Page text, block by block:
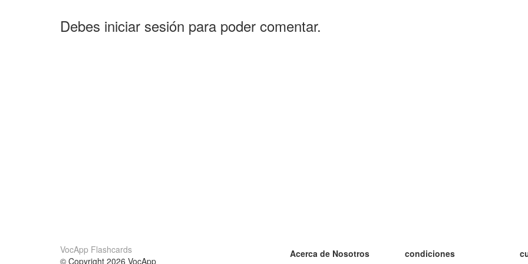
Debes iniciar sesión para poder comentar.
VocApp Flashcards
© Copyright 2026 VocApp
Acerca de Nosotros condiciones